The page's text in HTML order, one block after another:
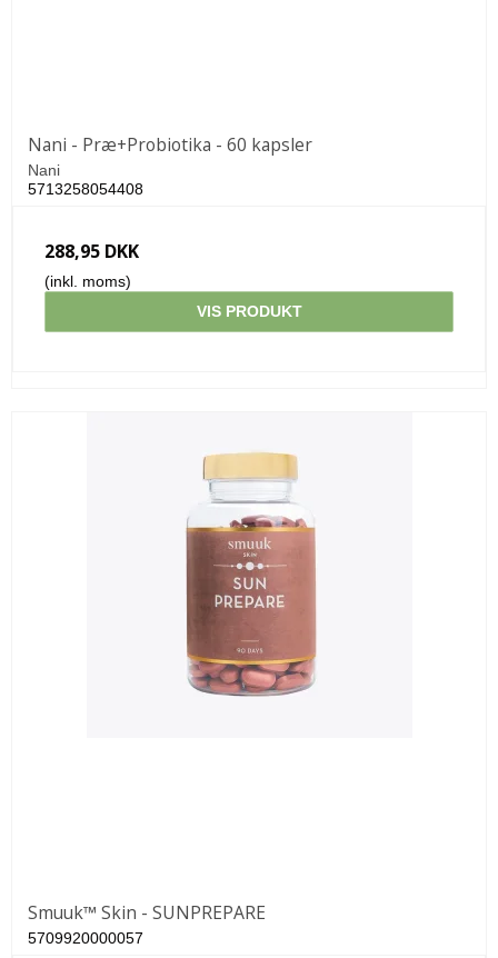
Nani - Præ+Probiotika - 60 kapsler
Nani
5713258054408
288,95 DKK
(inkl. moms)
VIS PRODUKT
Smuuk™ Skin - SUNPREPARE
5709920000057